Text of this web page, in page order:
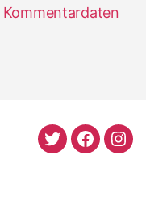
Twitter